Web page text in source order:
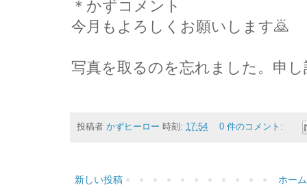
＊かずコメント
今月もよろしくお願いします🙇
写真を取るのを忘れました。申
投稿者 かずヒーロー 時刻: 17:54 0 件のコメント:
新しい投稿 ホーム